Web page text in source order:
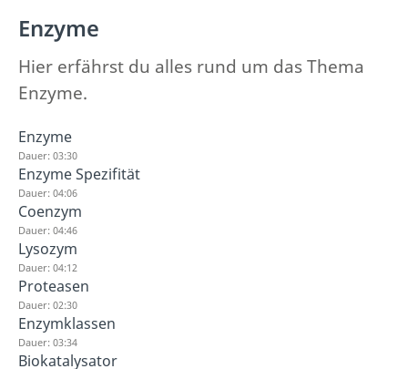
Enzyme
Hier erfährst du alles rund um das Thema
Enzyme.
Enzyme
Dauer: 03:30
Enzyme Spezifität
Dauer: 04:06
Coenzym
Dauer: 04:46
Lysozym
Dauer: 04:12
Proteasen
Dauer: 02:30
Enzymklassen
Dauer: 03:34
Biokatalysator